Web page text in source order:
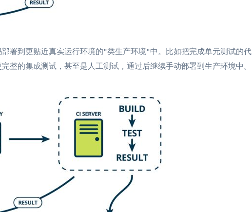
署到更贴近真实运行环境的"类生产环境"中。比如把完成单元测试的代
整的集成测试，甚至是人工测试，通过后继续手动部署到生产环境中。